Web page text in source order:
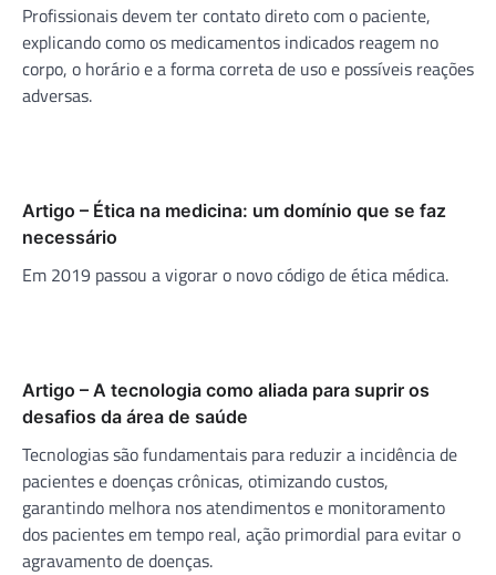
Profissionais devem ter contato direto com o paciente,
explicando como os medicamentos indicados reagem no
corpo, o horário e a forma correta de uso e possíveis reações
adversas.
Artigo – Ética na medicina: um domínio que se faz
necessário
Em 2019 passou a vigorar o novo código de ética médica.
Artigo – A tecnologia como aliada para suprir os
desafios da área de saúde
Tecnologias são fundamentais para reduzir a incidência de
pacientes e doenças crônicas, otimizando custos,
garantindo melhora nos atendimentos e monitoramento
dos pacientes em tempo real, ação primordial para evitar o
agravamento de doenças.